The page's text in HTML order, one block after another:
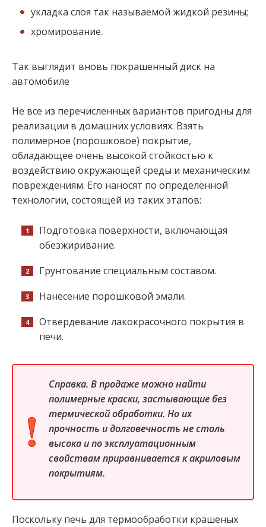
укладка слоя так называемой жидкой резины;
хромирование.
Так выглядит вновь покрашенный диск на
автомобиле
Не все из перечисленных вариантов пригодны для
реализации в домашних условиях. Взять
полимерное (порошковое) покрытие,
обладающее очень высокой стойкостью к
воздействию окружающей среды и механическим
повреждениям. Его наносят по определённой
технологии, состоящей из таких этапов:
Подготовка поверхности, включающая
обезжиривание.
Грунтование специальным составом.
Нанесение порошковой эмали.
Отвердевание лакокрасочного покрытия в
печи.
Справка. В продаже можно найти
полимерные краски, застывающие без
термической обработки. Но их
прочность и долговечность не столь
высока и по эксплуатационным
свойствам приравнивается к акриловым
покрытиям.
Поскольку печь для термообработки крашеных